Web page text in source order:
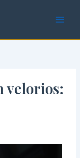
velorios: